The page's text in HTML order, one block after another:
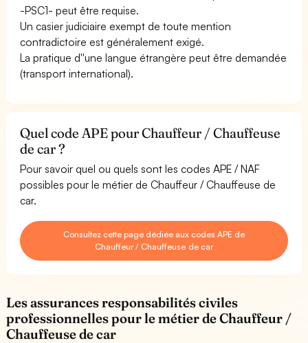
-PSC1- peut être requise.
Un casier judiciaire exempt de toute mention
contradictoire est généralement exigé.
La pratique d''une langue étrangère peut être demandée
(transport international).
Quel code APE pour Chauffeur / Chauffeuse
de car ?
Pour savoir quel ou quels sont les codes APE / NAF
possibles pour le métier de Chauffeur / Chauffeuse de
car.
Consultez cette page dédiée aux codes APE de
Chauffeur / Chauffeuse de car
Les assurances responsabilités civiles
professionnelles pour le métier de Chauffeur /
Chauffeuse de car